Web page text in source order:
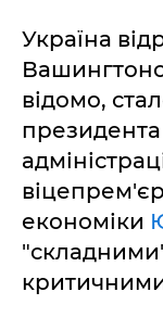
Україна
відомо,
економіки